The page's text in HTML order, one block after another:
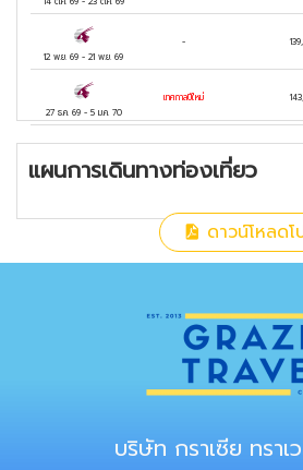
พิเศษ‼️ อาหารไทย
4ดาว
12 พ.ย. 69 -21 พ.ย. 69
-
27 ธ.ค. 69- 5 ม.ค. 70
เทศกาลปีใหม่
แผนการเดินทางท่องเที่ยว
ดาวน์โหลดโ
บริษัท กราเซีย ทราเ